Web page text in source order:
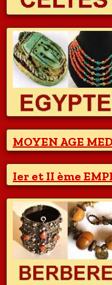
MOYEN AGE
Ier et II ème